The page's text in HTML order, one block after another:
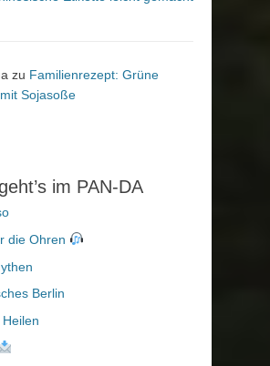
zu Familienrezept: Grüne
Sojasoße
im PAN-DA
die Ohren
Berlin